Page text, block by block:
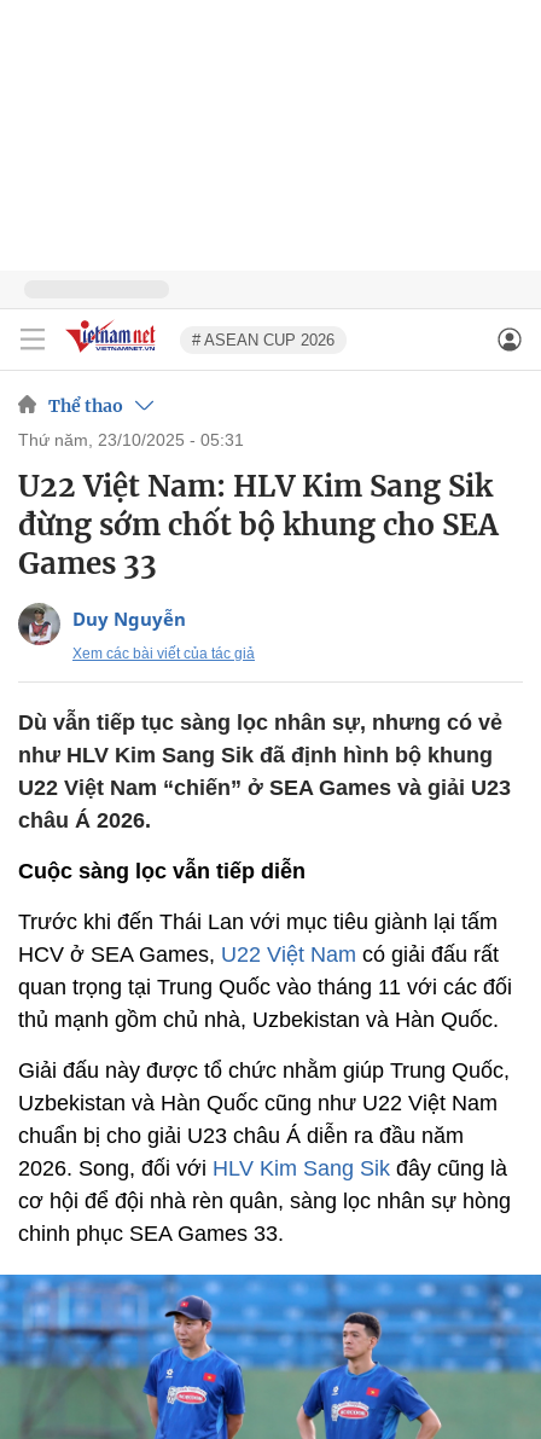
# ASEAN CUP 2026
Thể thao
thứ năm, 23/10/2025 - 05:31
U22 Việt Nam: HLV Kim Sang Sik
đừng sớm chốt bộ khung cho SEA
Games 33
Duy Nguyễn
Xem các bài viết của tác giả
Dù vẫn tiếp tục sàng lọc nhân sự, nhưng có vẻ
như HLV Kim Sang Sik đã định hình bộ khung
U22 Việt Nam “chiến” ở SEA Games và giải U23
châu Á 2026.
Cuộc sàng lọc vẫn tiếp diễn
Trước khi đến Thái Lan với mục tiêu giành lại tấm
HCV ở SEA Games, U22 Việt Nam có giải đấu rất
quan trọng tại Trung Quốc vào tháng 11 với các đối
thủ mạnh gồm chủ nhà, Uzbekistan và Hàn Quốc.
Giải đấu này được tổ chức nhằm giúp Trung Quốc,
Uzbekistan và Hàn Quốc cũng như U22 Việt Nam
chuẩn bị cho giải U23 châu Á diễn ra đầu năm
2026. Song, đối với HLV Kim Sang Sik đây cũng là
cơ hội để đội nhà rèn quân, sàng lọc nhân sự hòng
chinh phục SEA Games 33.